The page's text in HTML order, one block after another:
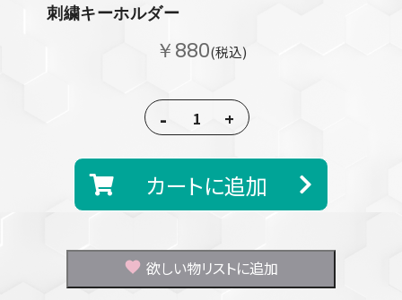
刺繍キーホルダー
￥880(税込)
- +
カートに追加
欲しい物リストに追加